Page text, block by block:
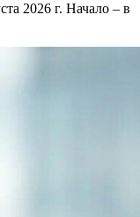
2026 г. Начало – в